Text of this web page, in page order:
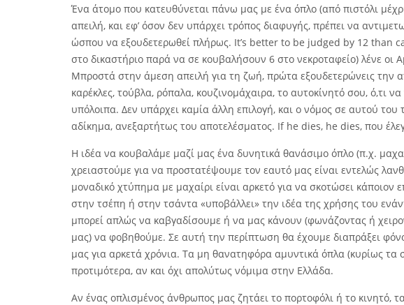
Ένα άτομο που κατευθύνεται πάνω μας με ένα όπλο (από πιστόλι
απειλή, και εφ’ όσον δεν υπάρχει τρόπος διαφυγής, πρέπει να
ώσπου να εξουδετερωθεί πλήρως. It’s better to be judged by 12 than
στο δικαστήριο παρά να σε κουβαλήσουν 6 στο νεκροταφείο) λένε οι
Μπροστά στην άμεση απειλή για τη ζωή, πρώτα εξουδετερώνεις την
καρέκλες, τούβλα, ρόπαλα, κουζινομάχαιρα, το αυτοκίνητό σου, ό,τι
υπόλοιπα. Δεν υπάρχει καμία άλλη επιλογή, και ο νόμος σε αυτού
αδίκημα, ανεξαρτήτως του αποτελέσματος. If he dies, he dies, που
Η ιδέα να κουβαλάμε μαζί μας ένα δυνητικά θανάσιμο όπλο (π.χ.
χρειαστούμε για να προστατέψουμε τον εαυτό μας είναι εντελώς
μοναδικό χτύπημα με μαχαίρι είναι αρκετό για να σκοτώσει κάποιον
στην τσέπη ή στην τσάντα «υποβάλλει» την ιδέα της χρήσης του
μπορεί απλώς να καβγαδίσουμε ή να μας κάνουν (φωνάζοντας ή
μας) να φοβηθούμε. Σε αυτή την περίπτωση θα έχουμε διαπράξει
μας για αρκετά χρόνια. Τα μη θανατηφόρα αμυντικά όπλα (κυρίως τα
προτιμότερα, αν και όχι απολύτως νόμιμα στην Ελλάδα.
Αν ένας οπλισμένος άνθρωπος μας ζητάει το πορτοφόλι ή το κινητό,